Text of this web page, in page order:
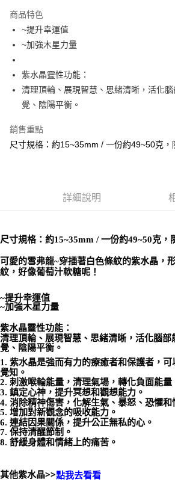
Apple Pay
街口支付
悠遊付
ATM付款
全家取貨付款
每筆NT$80，滿NT$3,000(含以上)免運費
每筆NT$80，滿NT$3,000(含以上)免運費
郵局幫你送（離島）
每筆NT$80，滿NT$3,000(含以上)免運費
付款後門市自取
免運費
商品特色
~提升幸運值
~加強木星力量
紫水晶靈性功能：
清理頂輪、展現智慧、思緒清晰，活化
覺、陰陽平衡。
銷售重點
尺寸規格：約15~35mm / 一份約49~50克，
詳細說明
尺寸規格：約15~35mm / 一份約49~50克 ，
可愛的雪弗龍~穿插著白色條紋的紫水晶，
紋，好像葡萄汁軟糖呢！
~提升幸運值
~加強木星力量
紫水晶靈性功能：
清理頂輪、展現智慧、思緒清晰，活化腦部
覺、陰陽平衡。
1. 紫水晶是強而有力的療癒者和保護者，
覺知。
2. 刺激喉輪能量，清理氣場，轉化負面能量
3. 鎮定心神，提升冥想和觀想能力。
4. 消除精神傷害，化解生氣、暴怒、恐懼和
5. 增加對新觀念的吸收能力。
6. 連結因果關係，提升公正無私的心。
7. 保持清醒節制。
8. 舒緩身體和情緒上的痛苦。
其他紫水晶>>點我去看看